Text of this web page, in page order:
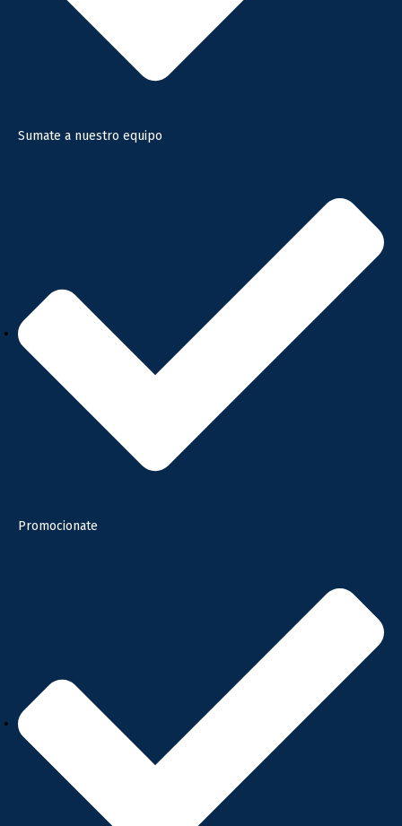
Sumate a nuestro equipo
Promocionate